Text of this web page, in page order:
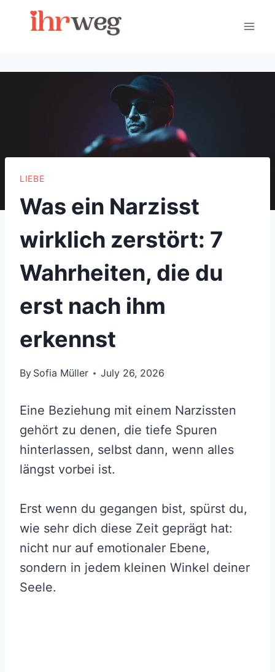
LIEBE
Was ein Narzisst
wirklich zerstört: 7
Wahrheiten, die du
erst nach ihm
erkennst
By Sofia Müller July 26, 2026
Eine Beziehung mit einem Narzissten
gehört zu denen, die tiefe Spuren
hinterlassen, selbst dann, wenn alles
längst vorbei ist.
Erst wenn du gegangen bist, spürst du,
wie sehr dich diese Zeit geprägt hat:
nicht nur auf emotionaler Ebene,
sondern in jedem kleinen Winkel deiner
Seele.